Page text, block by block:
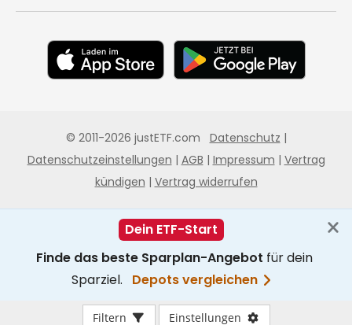
Filtern Einstellungen